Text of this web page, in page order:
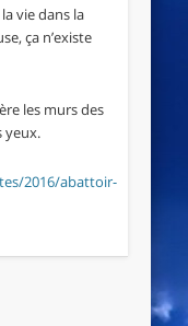
vie dans la
ça n’existe
les murs des
yeux.
2016/abattoir-